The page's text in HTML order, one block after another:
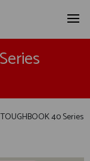
TOUGHBOOK 40 Series